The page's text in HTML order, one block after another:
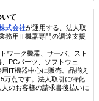
て
式会社が運用する、法人取
務用IT機器専門の調達支援
ワーク機器、サーバ、スト
PCパーツ、ソフトウェ
IT機器中心に販売。品揃え
万点です。法人取引に特化
のお客様の請求書後払いに